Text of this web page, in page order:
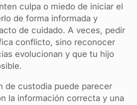
culpa o miedo de iniciar el
de forma informada y
de cuidado. A veces, pedir
conflicto, sino reconocer
evolucionan y que tu hijo
de custodia puede parecer
la información correcta y una